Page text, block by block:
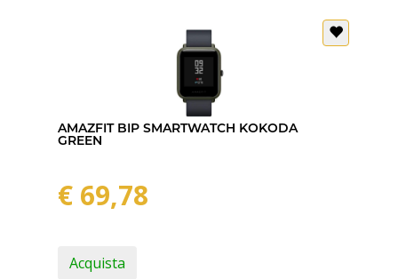
AMAZFIT BIP SMARTWATCH KOKODA
GREEN
€ 69,78
Acquista